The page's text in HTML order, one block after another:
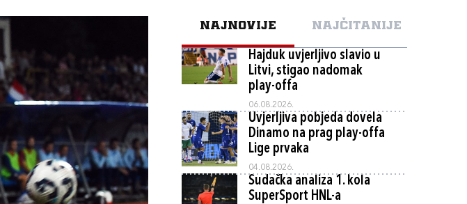
NAJNOVIJE NAJČITANIJE
Hajduk uvjerljivo slavio u
Litvi, stigao nadomak
play-offa
06.08.2026.
Uvjerljiva pobjeda dovela
Dinamo na prag play-offa
Lige prvaka
04.08.2026.
Sudačka analiza 1. kola
SuperSport HNL-a